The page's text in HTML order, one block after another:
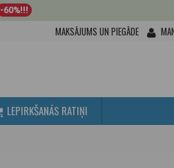
-60%!!!
MAKSĀJUMS UN PIEGĀDE
LEPIRKŠANĀS RATIŅI